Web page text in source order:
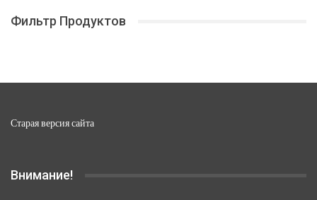
выбрать
Фильтр Продуктов
Старая версия сайта
Внимание!